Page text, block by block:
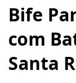
Bife
com
Santa